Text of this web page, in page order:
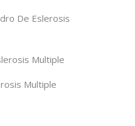
De Eslerosis
Multiple
Multiple